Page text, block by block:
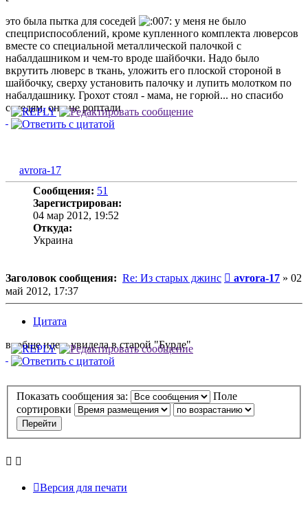
это была пытка для соседей
у меня не было
спецприспособлений, кроме купленного комплекта люверсов
вместе со специальной металлической палочкой с
набалдашником и чем-то вроде шайбочки. Надо было
вкрутить люверс в ткань, уложить его плоской стороной в
шайбочку, сверху установить палочку и лупить молотком по
набалдашнику. Грохот стоял - мама, не горюй... но спасибо
соседям, они не роптали
avrora-17
Сообщения: 51
Зарегистрирован:
04 мар 2012, 19:52
Откуда:
Украина
Заголовок сообщения: Re: Из старых джинс Сообщение
avrora-17 » 02
май 2012, 17:37
Цитата
вообще идею увидела в старой "Бурде"
Показать сообщения за:
Поле
сортировки
Версия для печати